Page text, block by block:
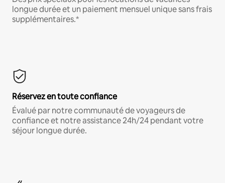
longue durée et un paiement mensuel unique sans frais
supplémentaires.*
Réservez en toute confiance
Évalué par notre communauté de voyageurs de
confiance et notre assistance 24h/24 pendant votre
séjour longue durée.